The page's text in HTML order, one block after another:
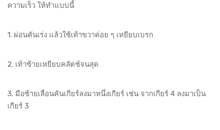
ความเร็ว ให้ทำแบบนี้
1. ผ่อนคันเร่ง แล้วใช้เท้าขวาค่อย ๆ เหยียบเบรก
2. เท้าซ้ายเหยียบคลัตช์จนสุด
3. มือซ้ายเลื่อนคันเกียร์ลงมาหนึ่งเกียร์ เช่น จากเกียร์ 4 ลงมาเป็น
เกียร์ 3